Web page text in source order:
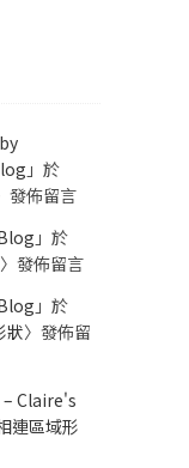
」於
發佈留言
」於
〉發佈留言
」於
狀〉發佈留
– Claire's
連區域形